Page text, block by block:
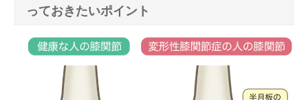
っておきたいポイント